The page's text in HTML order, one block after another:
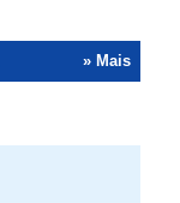
» Mais